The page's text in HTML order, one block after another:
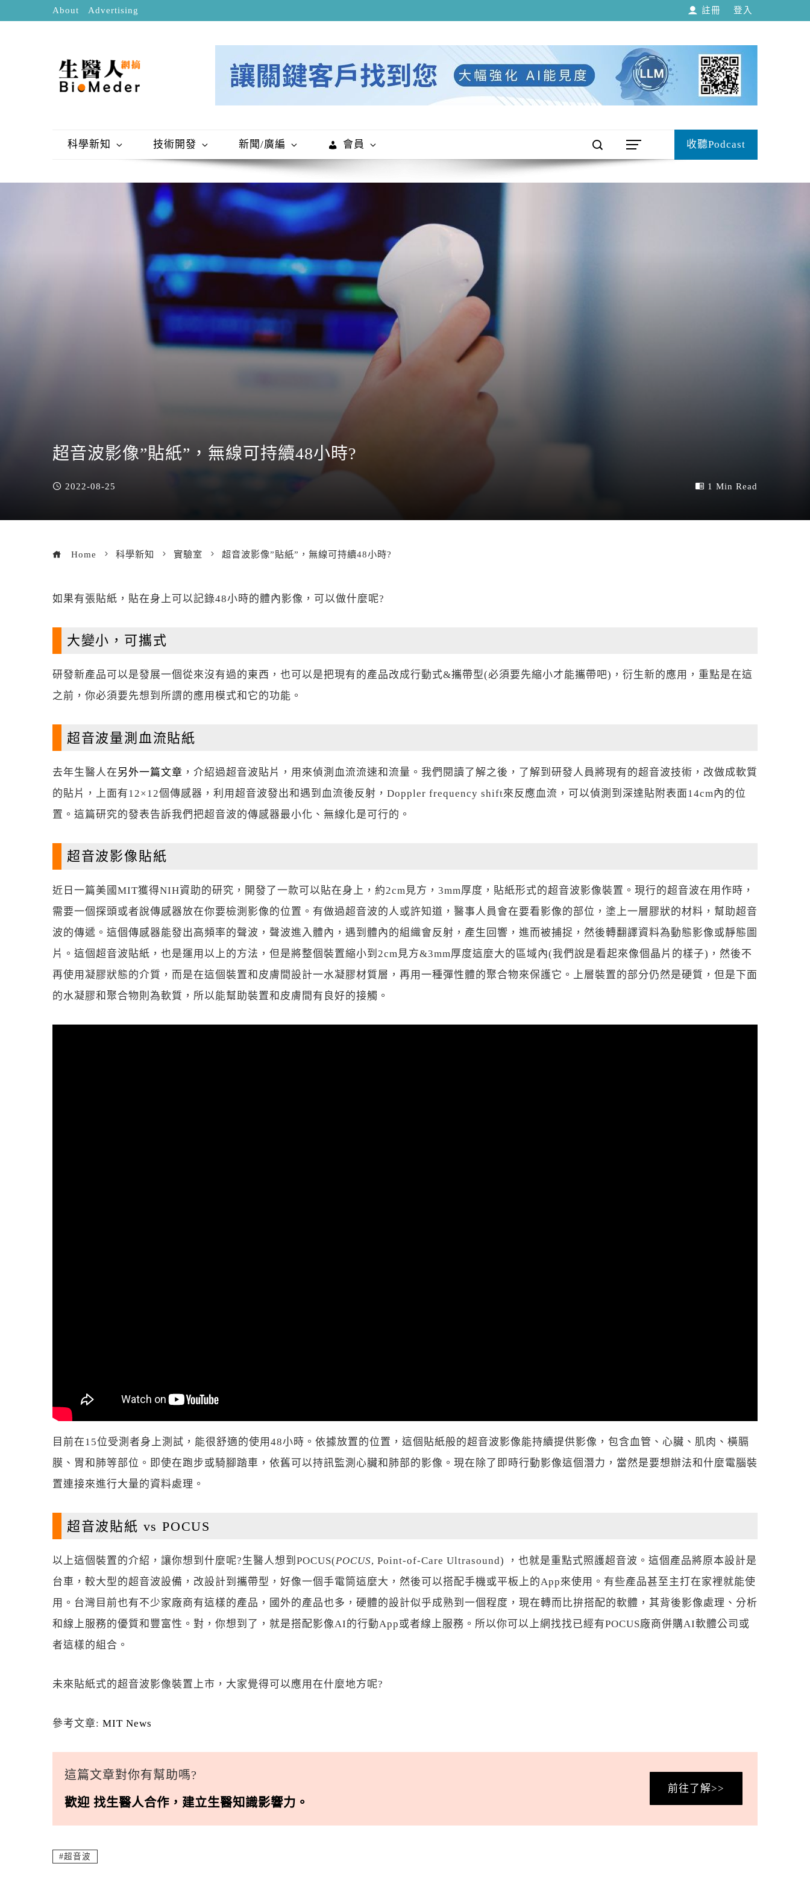
About Advertising 註冊 登入
科學新知 技術開發 新聞/廣編 會員 收聽Podcast
超音波影像”貼紙”，無線可持續48小時?
2022-08-25 1 Min Read
Home 科學新知 實驗室 超音波影像”貼紙”，無線可持續48小時?
如果有張貼紙，貼在身上可以記錄48小時的體內影像，可以做什麼呢?
大變小，可攜式
研發新產品可以是發展一個從來沒有過的東西，也可以是把現有的產品改成行動式&攜帶型(必須要先縮小才能攜帶吧)，衍生新的應用，重點是在這
之前，你必須要先想到所謂的應用模式和它的功能。
超音波量測血流貼紙
去年生醫人在另外一篇文章 ，介紹過超音波貼片，用來偵測血流流速和流量。我們閱讀了解之後，了解到研發人員將現有的超音波技術，改做成軟質
的貼片，上面有12×12個傳感器，利用超音波發出和遇到血流後反射，Doppler frequency shift來反應血流，可以偵測到深達貼附表面14cm內的位
置。這篇研究的發表告訴我們把超音波的傳感器最小化、無線化是可行的。
超音波影像貼紙
近日一篇美國MIT獲得NIH資助的研究，開發了一款可以貼在身上，約2cm見方，3mm厚度，貼紙形式的超音波影像裝置。現行的超音波在用作時，
需要一個探頭或者說傳感器放在你要檢測影像的位置。有做過超音波的人或許知道，醫事人員會在要看影像的部位，塗上一層膠狀的材料，幫助超音
波的傳遞。這個傳感器能發出高頻率的聲波，聲波進入體內，遇到體內的組織會反射，產生回響，進而被捕捉，然後轉翻譯資料為動態影像或靜態圖
片。這個超音波貼紙，也是運用以上的方法，但是將整個裝置縮小到2cm見方&3mm厚度這麼大的區域內(我們說是看起來像個晶片的樣子)，然後不
再使用凝膠狀態的介質，而是在這個裝置和皮膚間設計一水凝膠材質層，再用一種彈性體的聚合物來保護它。上層裝置的部分仍然是硬質，但是下面
的水凝膠和聚合物則為軟質，所以能幫助裝置和皮膚間有良好的接觸。
目前在15位受測者身上測試，能很舒適的使用48小時。依據放置的位置，這個貼紙般的超音波影像能持續提供影像，包含血管、心臟、肌肉、橫膈
膜、胃和肺等部位。即使在跑步或騎腳踏車，依舊可以持訊監測心臟和肺部的影像。現在除了即時行動影像這個潛力，當然是要想辦法和什麼電腦裝
置連接來進行大量的資料處理。
超音波貼紙 vs POCUS
以上這個裝置的介紹，讓你想到什麼呢?生醫人想到POCUS(POCUS, Point-of-Care Ultrasound) ，也就是重點式照護超音波。這個產品將原本設計是
台車，較大型的超音波設備，改設計到攜帶型，好像一個手電筒這麼大，然後可以搭配手機或平板上的App來使用。有些產品甚至主打在家裡就能使
用。台灣目前也有不少家廠商有這樣的產品，國外的產品也多，硬體的設計似乎成熟到一個程度，現在轉而比拚搭配的軟體，其背後影像處理、分析
和線上服務的優質和豐富性。對，你想到了，就是搭配影像AI的行動App或者線上服務。所以你可以上網找找已經有POCUS廠商併購AI軟體公司或
者這樣的組合。
未來貼紙式的超音波影像裝置上市，大家覺得可以應用在什麼地方呢?
參考文章: MIT News
這篇文章對你有幫助嗎?
歡迎 找生醫人合作 ， 建立生醫知識影響力。
前往了解>>
超音波